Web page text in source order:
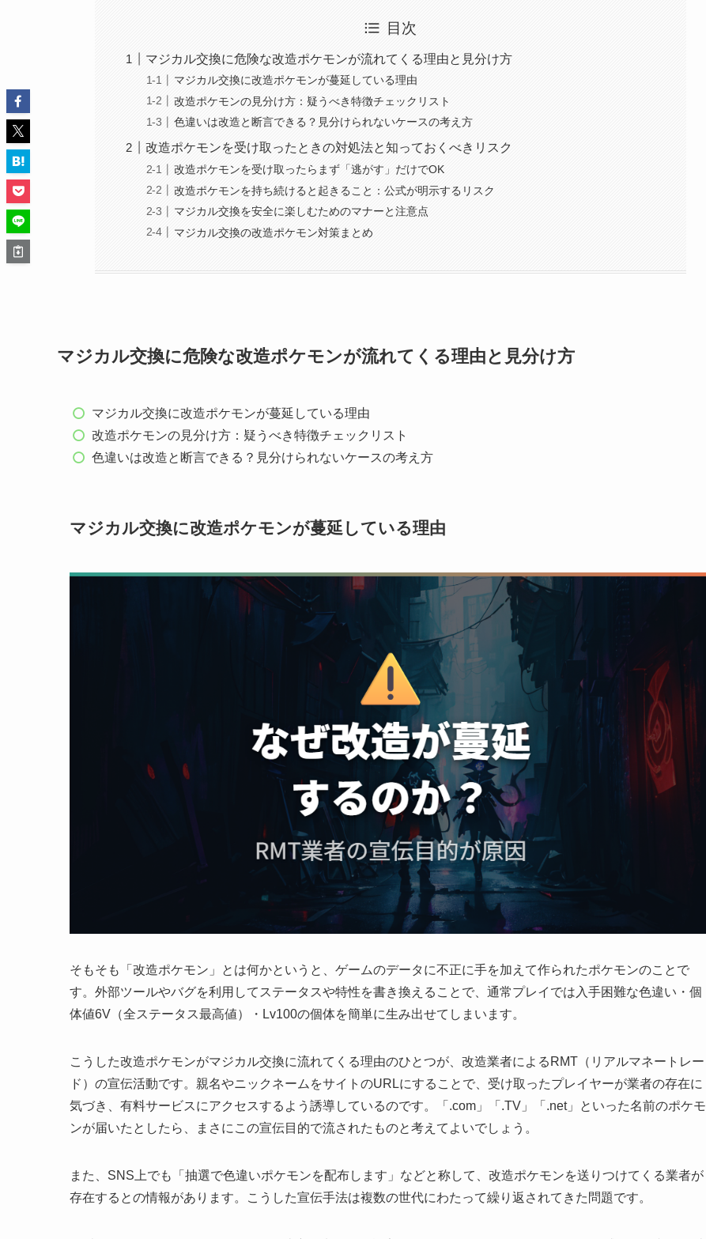
目次
マジカル交換に危険な改造ポケモンが流れてくる理由と見分け方
マジカル交換に改造ポケモンが蔓延している理由
改造ポケモンの見分け方：疑うべき特徴チェックリスト
色違いは改造と断言できる？見分けられないケースの考え方
改造ポケモンを受け取ったときの対処法と知っておくべきリスク
改造ポケモンを受け取ったらまず「逃がす」だけでOK
改造ポケモンを持ち続けると起きること：公式が明示するリスク
マジカル交換を安全に楽しむためのマナーと注意点
マジカル交換の改造ポケモン対策まとめ
マジカル交換に危険な改造ポケモンが流れてくる理由と見分け方
マジカル交換に改造ポケモンが蔓延している理由
改造ポケモンの見分け方：疑うべき特徴チェックリスト
色違いは改造と断言できる？見分けられないケースの考え方
マジカル交換に改造ポケモンが蔓延している理由
そもそも「改造ポケモン」とは何かというと、ゲームのデータに不正に手を加えて作られたポケモンのことで
す。外部ツールやバグを利用してステータスや特性を書き換えることで、通常プレイでは入手困難な色違い・個
体値6V（全ステータス最高値）・Lv100の個体を簡単に生み出せてしまいます。
こうした改造ポケモンがマジカル交換に流れてくる理由のひとつが、改造業者によるRMT（リアルマネートレー
ド）の宣伝活動です。親名やニックネームをサイトのURLにすることで、受け取ったプレイヤーが業者の存在に
気づき、有料サービスにアクセスするよう誘導しているのです。「.com」「.TV」「.net」といった名前のポケモ
ンが届いたとしたら、まさにこの宣伝目的で流されたものと考えてよいでしょう。
また、SNS上でも「抽選で色違いポケモンを配布します」などと称して、改造ポケモンを送りつけてくる業者が
存在するとの情報があります。こうした宣伝手法は複数の世代にわたって繰り返されてきた問題です。